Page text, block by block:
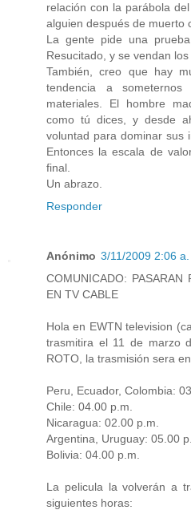
relación con la parábola
alguien después de muerto
La gente pide una
Resucitado, y se vendan
También, creo que hay
tendencia a
materiales. El hombre
como tú dices, y desde
voluntad para dominar sus
Entonces la escala de
final.
Un abrazo.
Responder
Anónimo 3/11/2009 2:06 a.
COMUNICADO:
EN TV CABLE
Hola en EWTN television
trasmitira el 11 de marzo
ROTO, la trasmisión sera
Peru, Ecuador, Colombia:
Chile: 04.00 p.m.
Nicaragua: 02.00 p.m.
Argentina, Uruguay: 05.00
Bolivia: 04.00 p.m.
La pelicula la volverán a
siguientes horas: